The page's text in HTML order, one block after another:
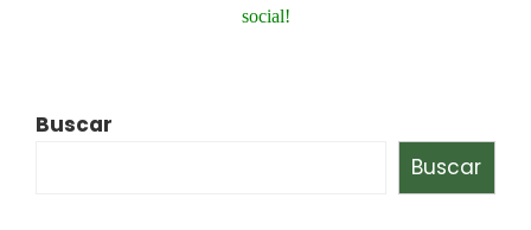
social!
Buscar
Buscar